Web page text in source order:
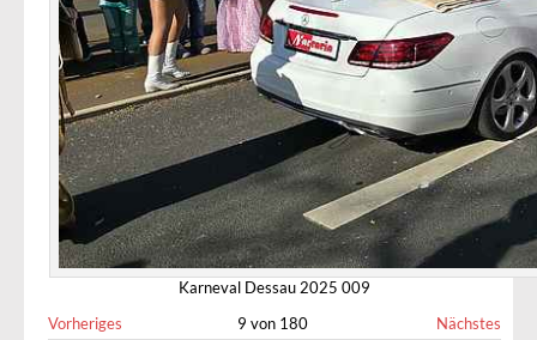
Karneval Dessau 2025 009
Vorheriges
9 von 180 Nächstes